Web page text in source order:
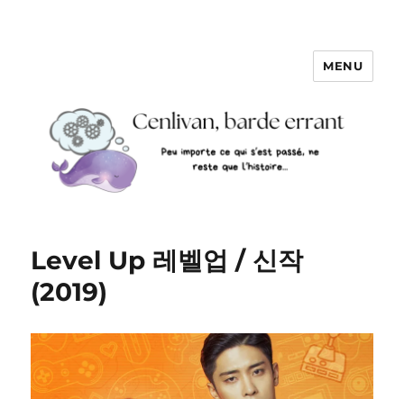
MENU
Level Up 레벨업 / 신작
(2019)